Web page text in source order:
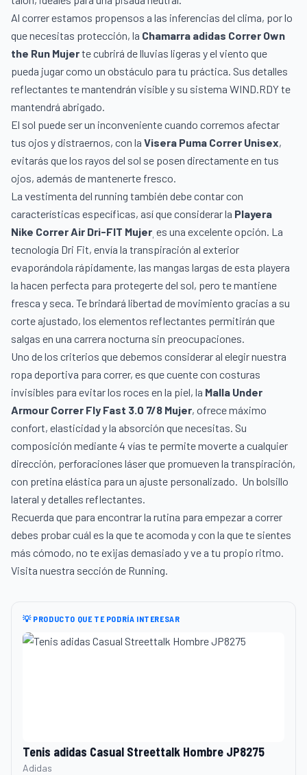
Al correr estamos propensos a las inferencias del clima, por lo
que necesitas protección, la Chamarra adidas Correr Own
the Run Mujerte cubrirá de lluvias ligeras y el viento que
pueda jugar como un obstáculo para tu práctica. Sus detalles
reflectantes te mantendrán visible y su sistema WIND.RDY te
mantendrá abrigado.
El sol puede ser un inconveniente cuando corremos afectar
tus ojos y distraernos, con la Visera Puma Correr Unisex,
evitarás que los rayos del sol se posen directamente en tus
ojos, además de mantenerte fresco.
La vestimenta del running también debe contar con
características específicas, así que considerar la Playera
Nike Correr Air Dri-FIT Mujer, es una excelente opción. La
tecnología Dri Fit, envía la transpiración al exterior
evaporándola rápidamente, las mangas largas de esta playera
la hacen perfecta para protegerte del sol, pero te mantiene
fresca y seca. Te brindará libertad de movimiento gracias a su
corte ajustado, los elementos reflectantes permitirán que
salgas en una carrera nocturna sin preocupaciones.
Uno de los criterios que debemos considerar al elegir nuestra
ropa deportiva para correr, es que cuente con costuras
invisibles para evitar los roces en la piel, la Malla Under
Armour Correr Fly Fast 3.0 7/8 Mujer, ofrece máximo
confort, elasticidad y la absorción que necesitas. Su
composición mediante 4 vías te permite moverte a cualquier
dirección, perforaciones láser que promueven la transpiración,
con pretina elástica para un ajuste personalizado. Un bolsillo
lateral y detalles reflectantes.
Recuerda que para encontrar la rutina para empezar a correr
debes probar cuál es la que te acomoda y con la que te sientes
más cómodo, no te exijas demasiado y ve a tu propio ritmo.
Visita nuestra sección de Running.
💡 PRODUCTO QUE TE PODRÍA INTERESAR
Tenis adidas Casual Streettalk Hombre JP8275
Adidas